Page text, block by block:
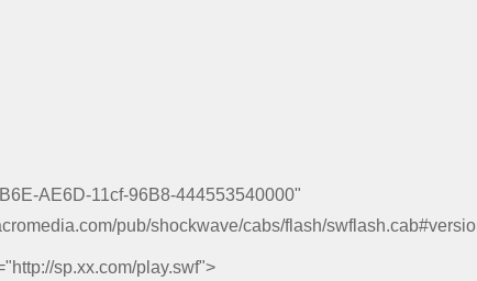
AE6D-11cf-96B8-444553540000"
pub/shockwave/cabs/flash/
sp.xx.com/play.swf">